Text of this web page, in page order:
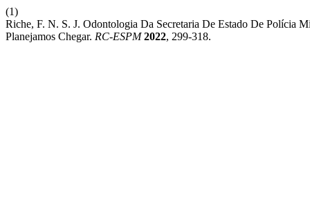
(1)
Riche, F. N. S. J. Odontologia Da Secretaria De Estado De Polícia
Planejamos Chegar. RC-ESPM 2022, 299-318.